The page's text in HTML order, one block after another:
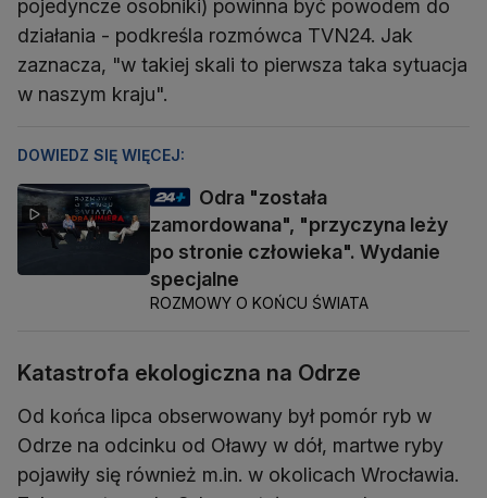
pojedyncze osobniki) powinna być powodem do
działania - podkreśla rozmówca TVN24. Jak
zaznacza, "w takiej skali to pierwsza taka sytuacja
w naszym kraju".
DOWIEDZ SIĘ WIĘCEJ:
Odra "została
zamordowana", "przyczyna leży
po stronie człowieka". Wydanie
specjalne
ROZMOWY O KOŃCU ŚWIATA
Katastrofa ekologiczna na Odrze
Od końca lipca obserwowany był pomór ryb w
Odrze na odcinku od Oławy w dół, martwe ryby
pojawiły się również m.in. w okolicach Wrocławia.